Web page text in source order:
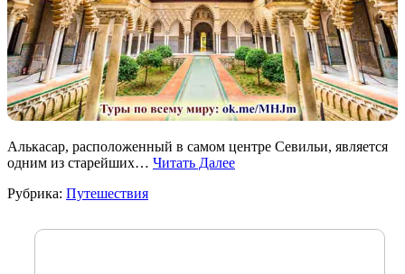
Алькасар, расположенный в самом центре Севильи, является
одним из старейших… Читать Далее
Рубрика: Путешествия